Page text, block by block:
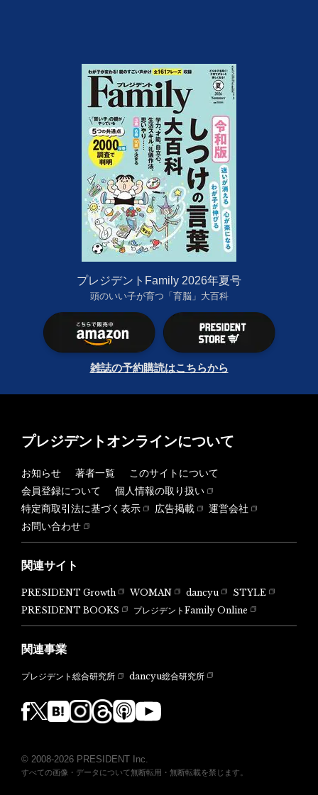
プレジデントFamily 2026年夏号
頭のいい子が育つ「育脳」大百科
雑誌の予約購読はこちらから
プレジデントオンラインについて
お知らせ 著者一覧
このサイトについて
会員登録について
個人情報の取り扱い
特定商取引法に基づく表示
広告掲載
運営会社
お問い合わせ
関連サイト
PRESIDENT Growth WOMAN dancyu
STYLE
PRESIDENT BOOKS
プレジデントFamily Online
関連事業
プレジデント総合研究所 dancyu総合研究所
© 2008-2026 PRESIDENT Inc.
すべての画像・データについて無断転用・無断転載を禁じます。